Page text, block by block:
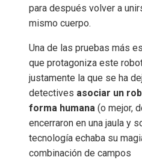
para después volver a
mismo cuerpo.
Una de las pruebas más
que protagoniza este
justamente la que se ha
detectives asociar un
forma humana (o mejor,
encerraron en una jaula y
tecnología echaba su
combinación de campos